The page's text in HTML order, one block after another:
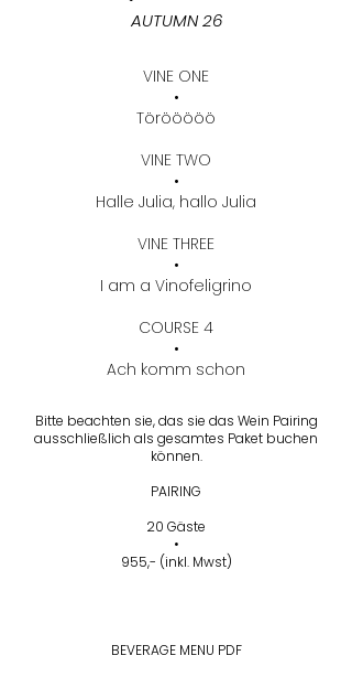
AUTUMN 26
VINE ONE
•
Törööööö
VINE TWO
•
Halle Julia, hallo Julia
VINE THREE
•
I am a Vinofeligrino
COURSE 4
•
Ach komm schon
Bitte beachten sie, das sie das Wein Pairing
ausschließlich als gesamtes Paket buchen
können.
PAIRING
20 Gäste
•
955,- (inkl. Mwst)
BEVERAGE MENU PDF